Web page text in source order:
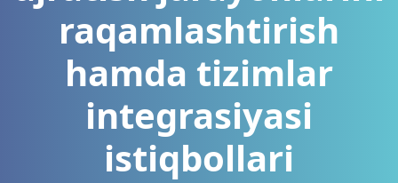
raqamlashtirish
hamda tizimlar
integrasiyasi
istiqbollari